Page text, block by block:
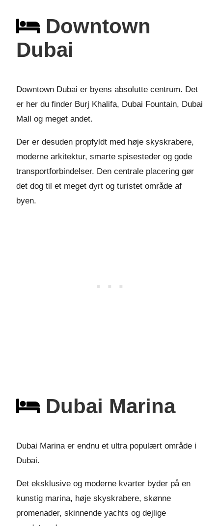
Downtown
Dubai
Downtown Dubai er byens absolutte centrum. Det
er her du finder Burj Khalifa, Dubai Fountain, Dubai
Mall og meget andet.
Der er desuden propfyldt med høje skyskrabere,
moderne arkitektur, smarte spisesteder og gode
transportforbindelser. Den centrale placering gør
det dog til et meget dyrt og turistet område af
byen.
Dubai Marina
Dubai Marina er endnu et ultra populært område i
Dubai.
Det eksklusive og moderne kvarter byder på en
kunstig marina, høje skyskrabere, skønne
promenader, skinnende yachts og dejlige